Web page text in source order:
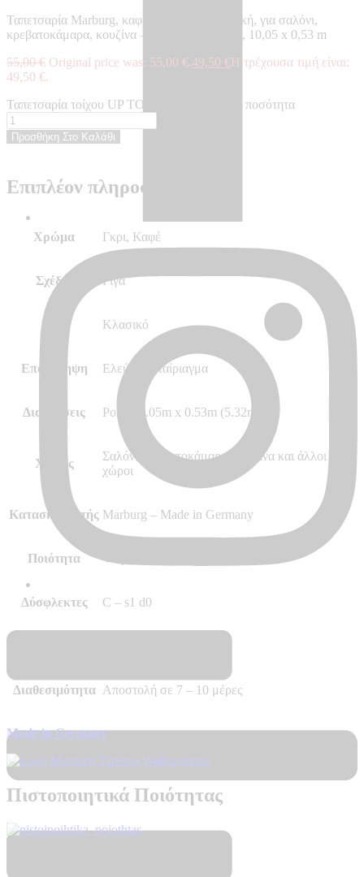
Ταπετσαρία Marburg, καφέ, γκρι, ριγέ, κλασική, για σαλόνι,
κρεβατοκάμαρα, κουζίνα – Made in Germany, 10,05 x 0,53 m
55,00€ Original price was: 55,00 €.49,50 €Η τρέχουσα τιμή είναι:
49,50 €.
Ταπετσαρία τοίχου UP TO DATE - UP34822 ποσότητα
Προσθήκη Στο Καλάθι
Επιπλέον πληροφορίες
Χρώμα Γκρι, Καφέ
Σχέδιο Ρίγα
Στυλ Κλασικό
Επανάληψη Ελεύθερο ταίριαγμα
Διαστάσεις Ρολό 10.05m x 0.53m (5.32m²)
Χώρος
Σαλόνι Κρεβατοκάμαρα Κουζίνα και άλλοι
χώροι
Κατασκευαστής Marburg – Made in Germany
Ποιότητα Vinyl, Vlies – Non Woven
Δύσφλεκτες C – s1 d0
Διαθεσιμότητα Αποστολή σε 7 – 10 μέρες
Made in Germany
Πιστοποιητικά Ποιότητας